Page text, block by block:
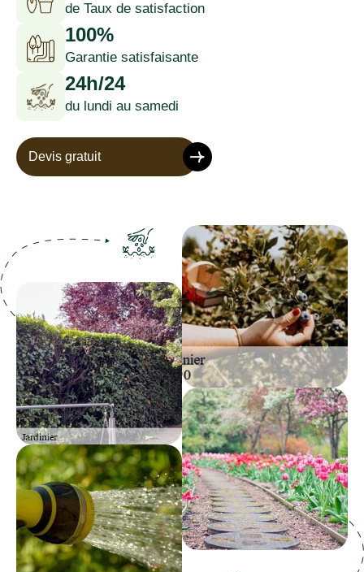
de Taux de satisfaction
100%
Garantie satisfaisante
24h/24
du lundi au samedi
Devis gratuit